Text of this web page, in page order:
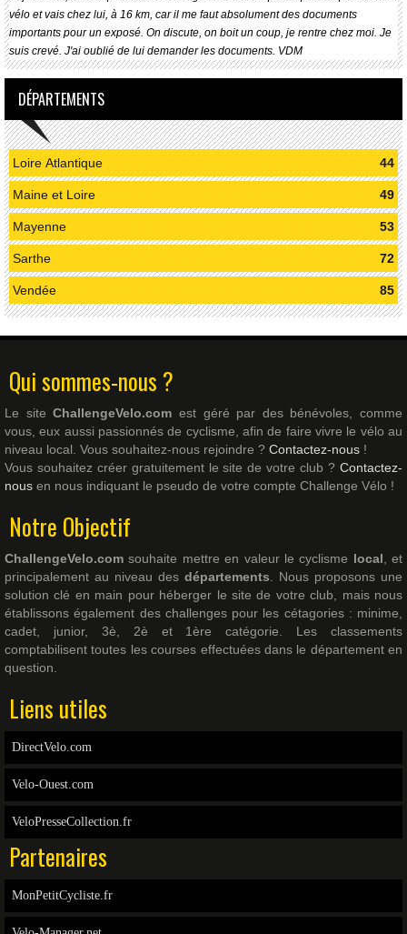
vélo et vais chez lui, à 16 km, car il me faut absolument des documents
importants pour un exposé. On discute, on boit un coup, je rentre chez moi. Je
suis crevé. J'ai oublié de lui demander les documents. VDM
DÉPARTEMENTS
Loire Atlantique 44
Maine et Loire 49
Mayenne 53
Sarthe 72
Vendée 85
Qui sommes-nous ?
Le siteChallengeVelo.com est géré par des bénévoles, comme
vous, eux aussi passionnés de cyclisme, afin de faire vivre le vélo au
niveau local. Vous souhaitez-nous rejoindre ? Contactez-nous !
Vous souhaitez créer gratuitement le site de votre club ? Contactez-
nous en nous indiquant le pseudo de votre compte Challenge Vélo !
Notre Objectif
ChallengeVelo.com souhaite mettre en valeur le cyclisme local, et
principalement au niveau des départements. Nous proposons une
solution clé en main pour héberger le site de votre club, mais nous
établissons également des challenges pour les cétagories : minime,
cadet, junior, 3è, 2è et 1ère catégorie. Les classements
comptabilisent toutes les courses effectuées dans le département en
question.
Liens utiles
DirectVelo.com
Velo-Ouest.com
VeloPresseCollection.fr
Partenaires
MonPetitCycliste.fr